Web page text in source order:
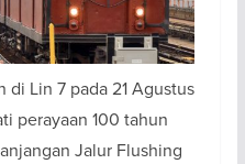
di Lin 7 pada 21 Agustus
perayaan 100 tahun
Jalur Flushing